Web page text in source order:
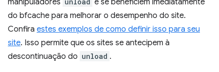
manipuladores
e se beneficiem imediatamente
do bfcache para melhorar o desempenho do site.
Confira estes exemplos de como definir isso para seu
site. Isso permite que os sites se antecipem à
descontinuação do unload .